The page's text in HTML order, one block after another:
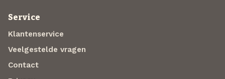
Service
Klantenservice
Veelgestelde vragen
Contact